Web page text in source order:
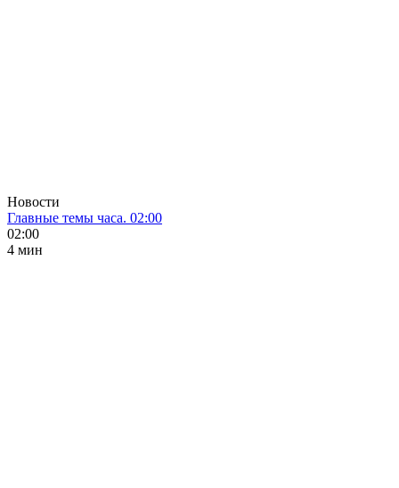
Новости
Главные темы часа. 02:00
02:00
4 мин